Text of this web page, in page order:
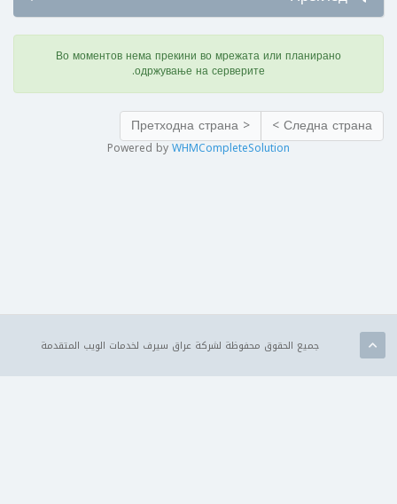
Во моментов нема прекини во мрежата или планирано
одржување на серверите.
< Претходна страна Следна страна >
Powered byWHMCompleteSolution
جميع الحقوق محفوظة لشركة عراق سيرف لخدمات الويب المتقدمة